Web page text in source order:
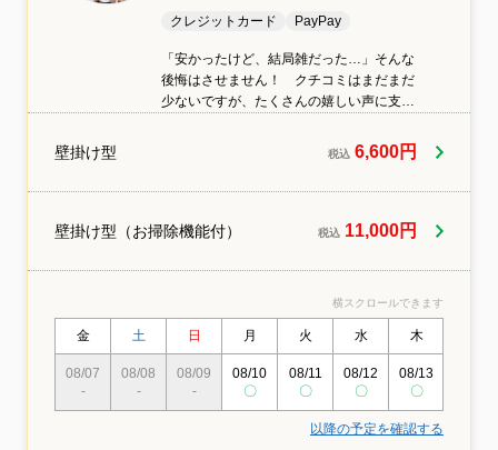
クレジットカード
PayPay
「安かったけど、結局雑だった…」そんな
後悔はさせません！ クチコミはまだまだ
少ないですが、たくさんの嬉しい声に支え
「困った！」を「頼んでよかった！」へ―
笑顔の輪を広げていきたいと考えています
壁掛け型 税込 6,600円
壁掛け型（お掃除機能付） 税込 11,000円
横スクロールできます
金 土 日 月 火 水 木
08/07
-
08/08
-
08/09
-
08/10
〇
08/11
〇
08/12
〇
08/13
〇
以降の予定を確認する